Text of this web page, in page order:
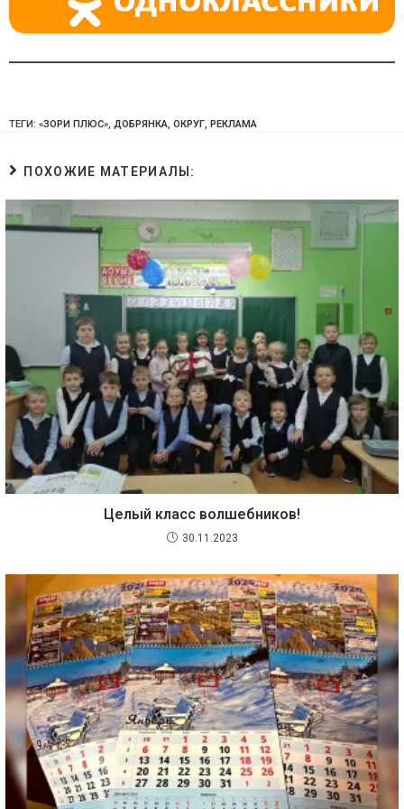
ТЕГИ: «ЗОРИ ПЛЮС» ДОБРЯНКА ОКРУГ РЕКЛАМА
ПОХОЖИЕ МАТЕРИАЛЫ:
Целый класс волшебников!
30.11.2023